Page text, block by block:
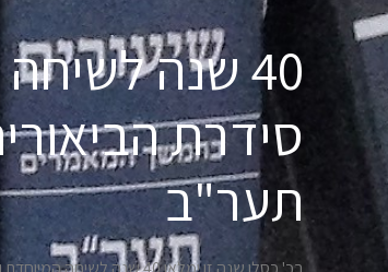
40 שנה
סידרת
תער"ב